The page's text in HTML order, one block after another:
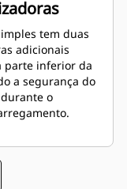
tem duas
adicionais
parte inferior da
a segurança do
o